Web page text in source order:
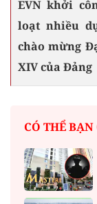
EVN khởi
loạt nhiều
chào mừng
XIV của Đảng
CÓ THỂ